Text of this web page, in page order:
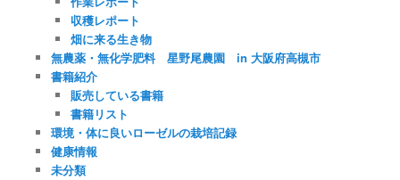
収穫レポート
畑に来る生き物
無農薬・無化学肥料 星野尾農園 in 大阪府高槻市
書籍紹介
販売している書籍
書籍リスト
環境・体に良いローゼルの栽培記録
健康情報
未分類